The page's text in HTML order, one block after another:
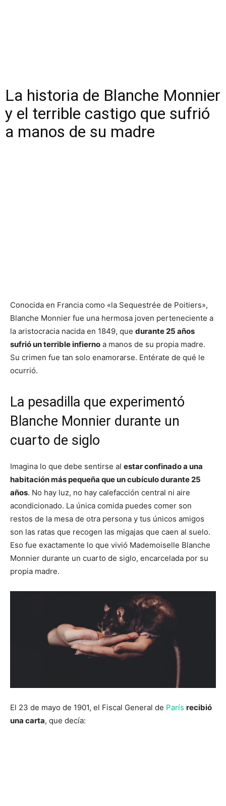
La historia de Blanche Monnier
y el terrible castigo que sufrió
a manos de su madre
Conocida en Francia como «la Sequestrée de Poitiers»,
Blanche Monnier fue una hermosa joven perteneciente a
la aristocracia nacida en 1849, que durante 25 años
sufrió un terrible infierno a manos de su propia madre.
Su crimen fue tan solo enamorarse. Entérate de qué le
ocurrió.
La pesadilla que experimentó
Blanche Monnier durante un
cuarto de siglo
Imagina lo que debe sentirse al estar confinado a una
habitación más pequeña que un cubículo durante 25
años. No hay luz, no hay calefacción central ni aire
acondicionado. La única comida puedes comer son
restos de la mesa de otra persona y tus únicos amigos
son las ratas que recogen las migajas que caen al suelo.
Eso fue exactamente lo que vivió Mademoiselle Blanche
Monnier durante un cuarto de siglo, encarcelada por su
propia madre.
El 23 de mayo de 1901, el Fiscal General de París recibió
una carta, que decía: